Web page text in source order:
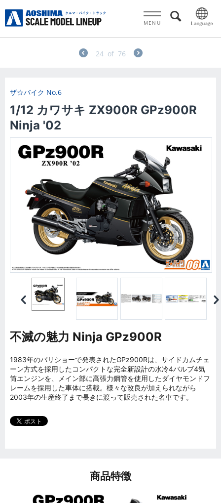
MENU
24 of 76
ザ☆バイク No.6
1/12 カワサキ ZX900R GPz900R
Ninja '02
不滅の魅力 Ninja GPz900R
1983年のパリショーで発表されたGPz900Rは、サイドカムチェ
ーン方式を採用したコンパクトな完全新設計の水冷4バルブ4気
筒エンジンを、メイン部に高張力鋼管を使用したダイヤモンドフ
レームを採用した車体に搭載。様々な改良が加えられながら
2003年の生産終了まで長きに渡って販売された名車です。
商品特徴